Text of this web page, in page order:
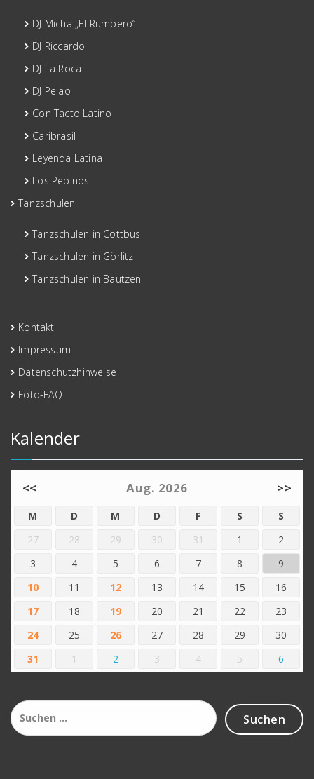
DJ Micha „El Rumbero“
DJ Riccardo
DJ La Roca
DJ Pelao
Con Tacto Latino
Caribrasil
Leyenda Latina
Los Pepinos
Tanzschulen
Tanzschulen in Cottbus
Tanzschulen in Görlitz
Tanzschulen in Bautzen
Kontakt
Impressum
Datenschutzhinweise
Foto-FAQ
Kalender
<< Aug. 2026 >>
M D M D F S
S
27
28 29 30 31 1
2
3
4 5 6 7 8
9
10
11 12 13 14 15
16
17
18 19 20 21 22
23
24
25 26 27 28 29
30
31
1 2 3 4 5 6
Suchen
nach: